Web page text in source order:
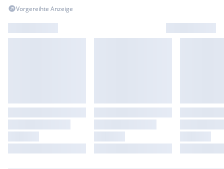
Vorgereihte Anzeige